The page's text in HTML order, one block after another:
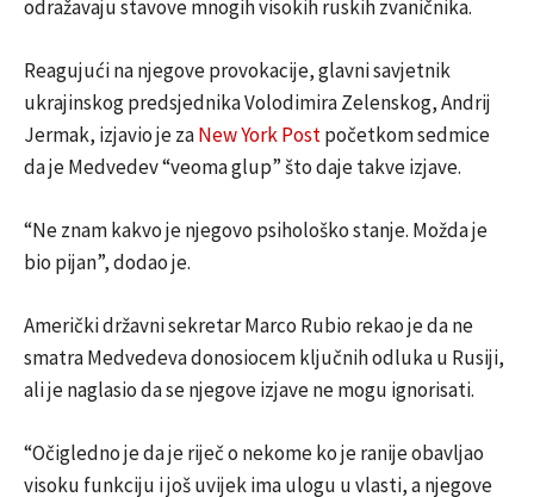
odražavaju stavove mnogih visokih ruskih zvaničnika.
Reagujući na njegove provokacije, glavni savjetnik
ukrajinskog predsjednika Volodimira Zelenskog, Andrij
Jermak, izjavio je zaNew York Postpočetkom sedmice
da je Medvedev “veoma glup” što daje takve izjave.
“Ne znam kakvo je njegovo psihološko stanje. Možda je
bio pijan”, dodao je.
Američki državni sekretar Marco Rubio rekao je da ne
smatra Medvedeva donosiocem ključnih odluka u Rusiji,
ali je naglasio da se njegove izjave ne mogu ignorisati.
“Očigledno je da je riječ o nekome ko je ranije obavljao
visoku funkciju i još uvijek ima ulogu u vlasti, a njegove